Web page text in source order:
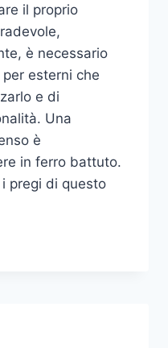
il proprio
è necessario
esterni che
e di
Una
è
in ferro battuto.
pregi di questo